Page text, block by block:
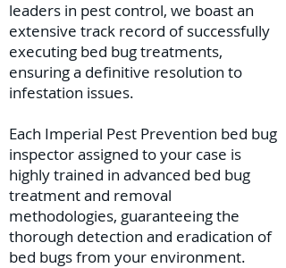
leaders in pest control, we boast an
extensive track record of successfully
executing bed bug treatments,
ensuring a definitive resolution to
infestation issues.
Each Imperial Pest Prevention bed bug
inspector assigned to your case is
highly trained in advanced bed bug
treatment and removal
methodologies, guaranteeing the
thorough detection and eradication of
bed bugs from your environment.